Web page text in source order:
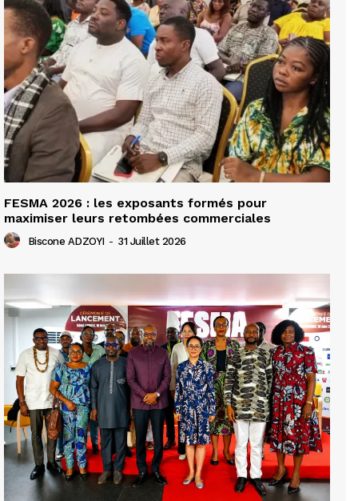
FESMA 2026 : les exposants formés pour
maximiser leurs retombées commerciales
Biscone ADZOYI - 31 Juillet 2026